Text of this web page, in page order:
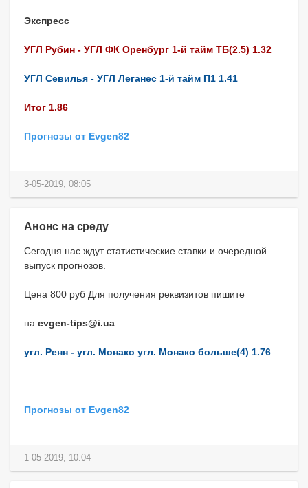
Экспресс
УГЛ Рубин - УГЛ ФК Оренбург 1-й тайм ТБ(2.5) 1.32
УГЛ Севилья - УГЛ Леганес 1-й тайм П1 1.41
Итог 1.86
Прогнозы от Evgen82
3-05-2019, 08:05
Анонс на среду
Сегодня нас ждут статистические ставки и очередной
выпуск прогнозов.
Цена 800 руб Для получения реквизитов пишите
на evgen-tips@i.ua
угл. Ренн - угл. Монако угл. Монако больше(4) 1.76
Прогнозы от Evgen82
1-05-2019, 10:04